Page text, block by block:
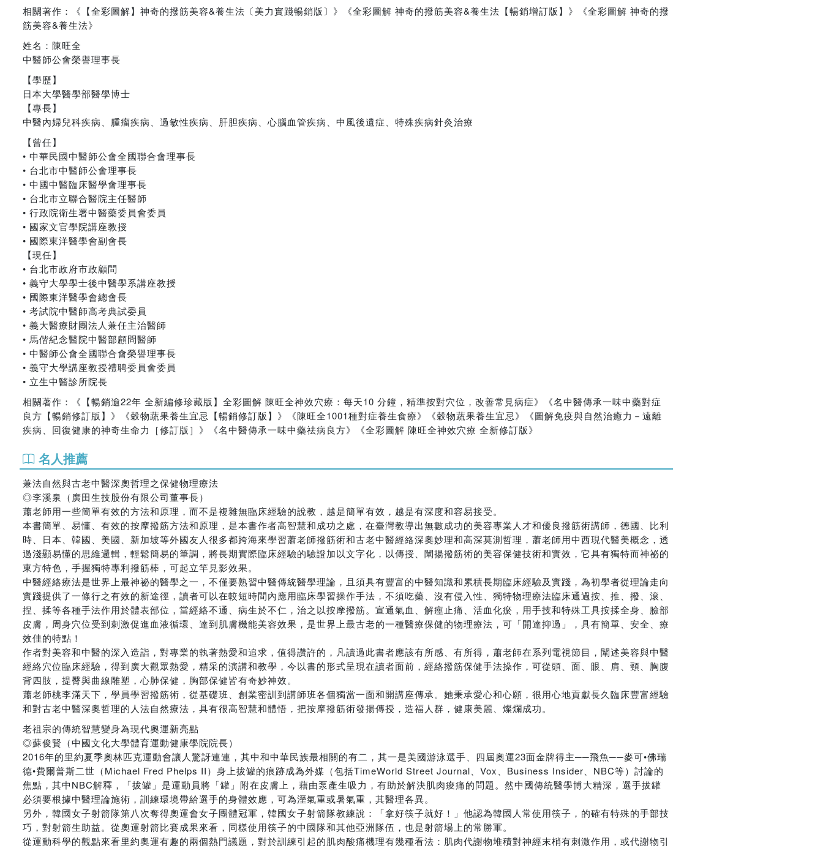
相關著作：《【全彩圖解】神奇的撥筋美容&養生法〔美力實踐暢銷版〕》《全彩圖解 神奇的撥筋美容&養生法【暢銷增訂版】》《全彩圖解 神奇的撥
筋美容&養生法》
姓名：陳旺全
中醫師公會榮譽理事長
【學歷】
日本大學醫學部醫學博士
【專長】
中醫內婦兒科疾病、腫瘤疾病、過敏性疾病、肝胆疾病、心腦血管疾病、中風後遺症、特殊疾病針灸治療
【曾任】
• 中華民國中醫師公會全國聯合會理事長
• 台北市中醫師公會理事長
• 中國中醫臨床醫學會理事長
• 台北市立聯合醫院主任醫師
• 行政院衛生署中醫藥委員會委員
• 國家文官學院講座教授
• 國際東洋醫學會副會長
【現任】
• 台北市政府市政顧問
• 義守大學學士後中醫學系講座教授
• 國際東洋醫學會總會長
• 考試院中醫師高考典試委員
• 義大醫療財團法人兼任主治醫師
• 馬偕紀念醫院中醫部顧問醫師
• 中醫師公會全國聯合會榮譽理事長
• 義守大學講座教授禮聘委員會委員
• 立生中醫診所院長
相關著作：《【暢銷逾22年 全新編修珍藏版】全彩圖解 陳旺全神效穴療：每天10 分鐘，精準按對穴位，改善常見病症》《名中醫傳承一味中藥對症
良方【暢銷修訂版】》《穀物蔬果養生宜忌【暢銷修訂版】》《陳旺全1001種對症養生食療》《穀物蔬果養生宜忌》《圖解免疫與自然治癒力－遠離
疾病、回復健康的神奇生命力［修訂版］》《名中醫傳承一味中藥祛病良方》《全彩圖解 陳旺全神效穴療 全新修訂版》
名人推薦
兼法自然與古老中醫深奧哲理之保健物理療法
◎李溪泉（廣田生技股份有限公司董事長）
蕭老師用一些簡單有效的方法和原理，而不是複雜無臨床經驗的說教，越是簡單有效，越是有深度和容易接受。
本書簡單、易懂、有效的按摩撥筋方法和原理，是本書作者高智慧和成功之處，在臺灣教導出無數成功的美容專業人才和優良撥筋術講師，德國、比利
時、日本、韓國、美國、新加坡等外國友人很多都跨海來學習蕭老師撥筋術和古老中醫經絡深奧妙理和高深莫測哲理，蕭老師用中西現代醫美概念，透
過淺顯易懂的思維邏輯，輕鬆簡易的筆調，將長期實際臨床經驗的驗證加以文字化，以傳授、闡揚撥筋術的美容保健技術和實效，它具有獨特而神祕的
東方特色，手握獨特專利撥筋棒，可起立竿見影效果。
中醫經絡療法是世界上最神祕的醫學之一，不僅要熟習中醫傳統醫學理論，且須具有豐富的中醫知識和累積長期臨床經驗及實踐，為初學者從理論走向
實踐提供了一條行之有效的新途徑，讀者可以在較短時間內應用臨床學習操作手法，不須吃藥、沒有侵入性、獨特物理療法臨床通過按、推、撥、滾、
捏、揉等各種手法作用於體表部位，當經絡不通、病生於不仁，治之以按摩撥筋。宣通氣血、解痙止痛、活血化瘀，用手技和特殊工具按揉全身、臉部
皮膚，周身穴位受到刺激促進血液循環、達到肌膚機能美容效果，是世界上最古老的一種醫療保健的物理療法，可「開達抑過」，具有簡單、安全、療
效佳的特點！
作者對美容和中醫的深入造詣，對專業的執著熱愛和追求，值得讚許的，凡讀過此書者應該有所感、有所得，蕭老師在系列電視節目，闡述美容與中醫
經絡穴位臨床經驗，得到廣大觀眾熱愛，精采的演講和教學，今以書的形式呈現在讀者面前，經絡撥筋保健手法操作，可從頭、面、眼、肩、頸、胸腹
背四肢，提臀與曲線雕塑，心肺保健，胸部保健皆有奇妙神效。
蕭老師桃李滿天下，學員學習撥筋術，從基礎班、創業密訓到講師班各個獨當一面和開講座傳承。她秉承愛心和心願，很用心地貢獻長久臨床豐富經驗
和對古老中醫深奧哲理的人法自然療法，具有很高智慧和體悟，把按摩撥筋術發揚傳授，造福人群，健康美麗、燦爛成功。
老祖宗的傳統智慧變身為現代奧運新亮點
◎蘇俊賢（中國文化大學體育運動健康學院院長）
2016年的里約夏季奧林匹克運動會讓人驚訝連連，其中和中華民族最相關的有二，其一是美國游泳選手、四屆奧運23面金牌得主──飛魚──麥可•佛瑞
德•費爾普斯二世（Michael Fred Phelps II）身上拔罐的痕跡成為外媒（包括TimeWorld Street Journal、Vox、Business Insider、NBC等）討論的
焦點，其中NBC解釋，「拔罐」是運動員將「罐」附在皮膚上，藉由泵產生吸力，有助於解決肌肉痠痛的問題。然中國傳統醫學博大精深，選手拔罐
必須要根據中醫理論施術，訓練環境帶給選手的身體效應，可為溼氣重或暑氣重，其醫理各異。
另外，韓國女子射箭隊第八次奪得奧運會女子團體冠軍，韓國女子射箭隊教練說：「拿好筷子就好！」他認為韓國人常使用筷子，的確有特殊的手部技
巧，對射箭生助益。從奧運射箭比賽成果來看，同樣使用筷子的中國隊和其他亞洲隊伍，也是射箭場上的常勝軍。
從運動科學的觀點來看里約奧運有趣的兩個熱門議題，對於訓練引起的肌肉酸痛機理有幾種看法：肌肉代謝物堆積對神經末梢有刺激作用，或代謝物引